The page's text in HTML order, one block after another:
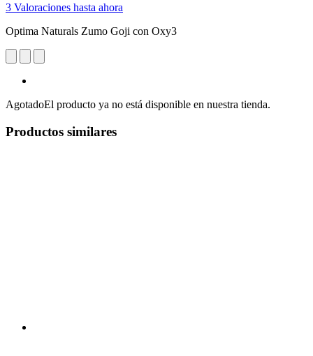
3 Valoraciones hasta ahora
Optima Naturals Zumo Goji con Oxy3
AgotadoEl producto ya no está disponible en nuestra tienda.
Productos similares